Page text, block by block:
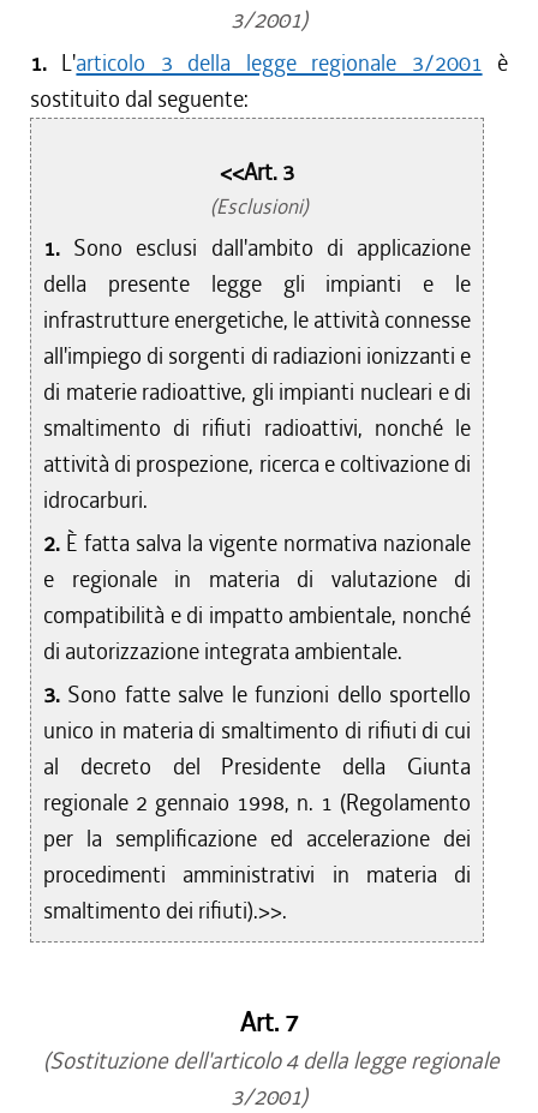
3/2001)
1. L'articolo 3 della legge regionale 3/2001 è
sostituito dal seguente:
<<Art. 3
(Esclusioni)
1. Sono esclusi dall'ambito di applicazione
della presente legge gli impianti e le
infrastrutture energetiche, le attività connesse
all'impiego di sorgenti di radiazioni ionizzanti e
di materie radioattive, gli impianti nucleari e di
smaltimento di rifiuti radioattivi, nonché le
attività di prospezione, ricerca e coltivazione di
idrocarburi.
2. È fatta salva la vigente normativa nazionale
e regionale in materia di valutazione di
compatibilità e di impatto ambientale, nonché
di autorizzazione integrata ambientale.
3. Sono fatte salve le funzioni dello sportello
unico in materia di smaltimento di rifiuti di cui
al decreto del Presidente della Giunta
regionale 2 gennaio 1998, n. 1 (Regolamento
per la semplificazione ed accelerazione dei
procedimenti amministrativi in materia di
smaltimento dei rifiuti).>>.
Art. 7
(Sostituzione dell'articolo 4 della legge regionale
3/2001)